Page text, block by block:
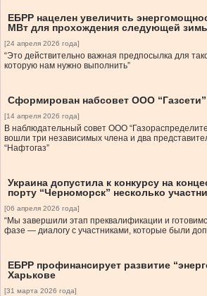
ЕБРР нацелен увеличить
МВт для прохождения следующей
[24 апреля 2026 года]
“Это действительно важная предпосылка для
которую нам нужно выполнить”
Сформирован набсовет ООО “Газсети”
[14 апреля 2026 года]
В наблюдательный совет ООО
вошли три независимых члена и два
“Нафтогаз”
Украина допустила к конкурсу на
порту “Черноморск” несколько
[06 апреля 2026 года]
“Мы завершили этап преквалификации и
фазе — диалогу с участниками, которые были
ЕБРР профинансирует развитие
Харькове
[31 марта 2026 года]